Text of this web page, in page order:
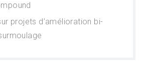
projets d’amélioration bi-